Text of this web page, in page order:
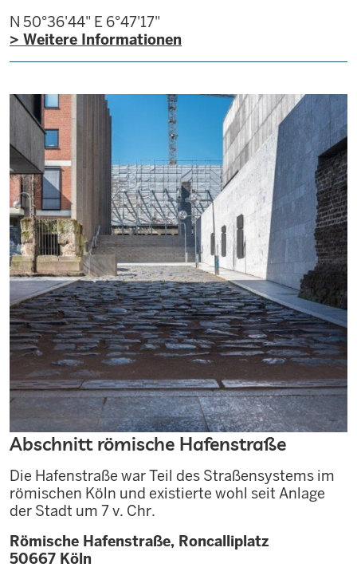
N 50°36'44" E 6°47'17"
> Weitere Informationen
Abschnitt römische Hafenstraße
Die Hafenstraße war Teil des Straßensystems im
römischen Köln und existierte wohl seit Anlage
der Stadt um 7 v. Chr.
Römische Hafenstraße, Roncalliplatz
50667 Köln